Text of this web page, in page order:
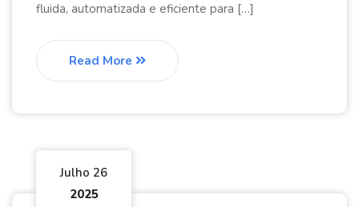
fluida, automatizada e eficiente para […]
Read More
Julho 26
2025